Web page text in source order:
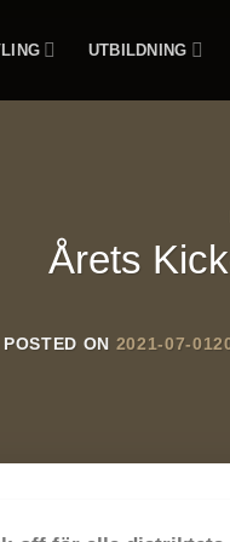
UTBILDNING
Årets
POSTED ON 2021-07-01